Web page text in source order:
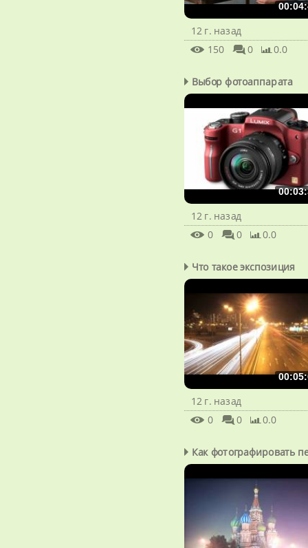
12 г. назад
150
0 0.0
Выбор фотоаппарата
12 г. назад
0
0 0.0
Что такое экспозиция
12 г. назад
0
0 0.0
Как фотографировать